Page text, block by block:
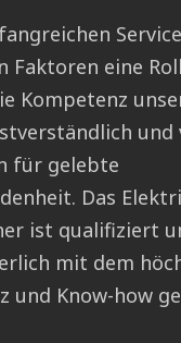
Faktoren eine
Kompetenz
und
für gelebte
Das
ist qualifiziert
mit dem
und Know-how